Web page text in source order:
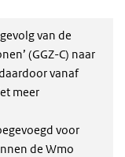
van de
(GGZ-C) naar
vanaf
meer
voor
de Wmo